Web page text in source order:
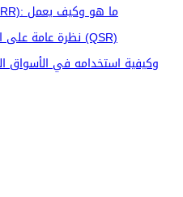
احتياطي استرداد السندات (DRR): ما هو وكيف يعمل
نظرة عامة على اتفاقية الممثل الخاص المؤهل (QSR)